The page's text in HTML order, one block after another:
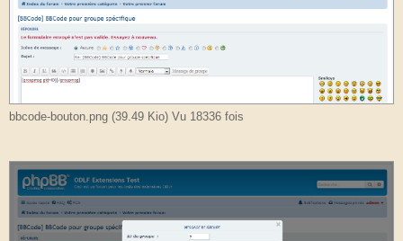
bbcode-bouton.png (39.49 Kio) Vu 18336 fois